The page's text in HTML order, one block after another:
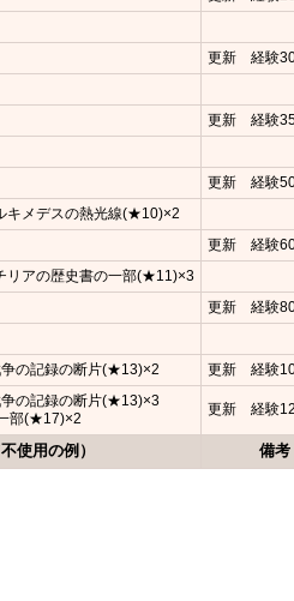
使用の例） 備考
更新 経験
更新 経験
更新 経験
キメデスの熱光線(★10)×2
更新 経験
リアの歴史書の一部(★11)×3
更新 経験
の記録の断片(★13)×2 更新 経験
の記録の断片(★13)×3
部(★17)×2
更新 経験